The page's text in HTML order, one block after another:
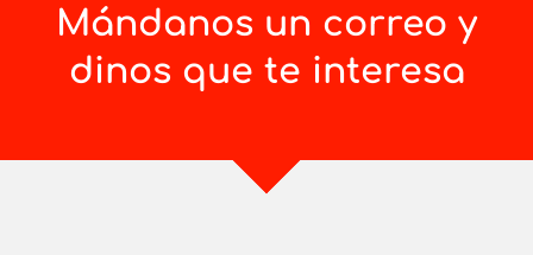
Mándanos un correo y
dinos que te interesa